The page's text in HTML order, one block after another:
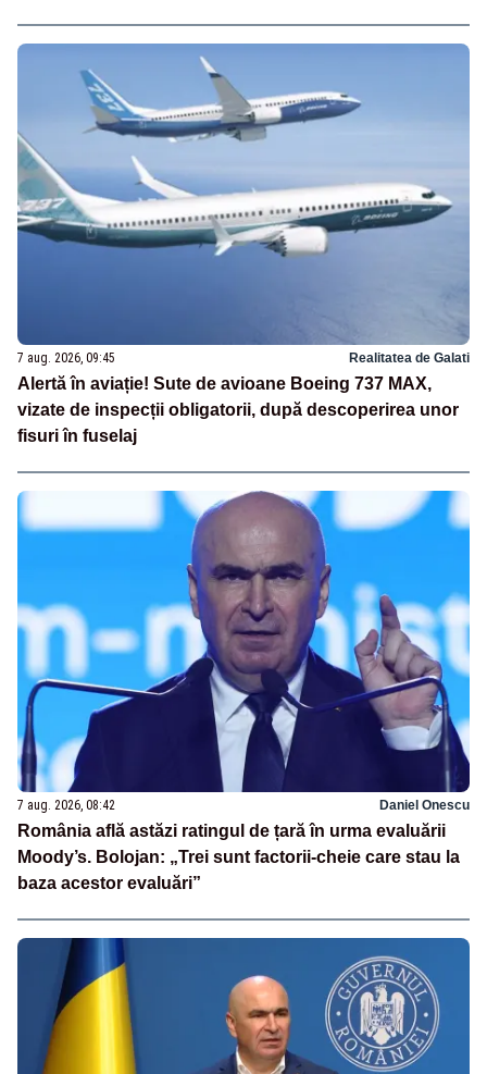
7 aug. 2026, 09:45 Realitatea de Galati
Alertă în aviație! Sute de avioane Boeing 737 MAX,
vizate de inspecții obligatorii, după descoperirea unor
fisuri în fuselaj
7 aug. 2026, 08:42 Daniel Onescu
România află astăzi ratingul de țară în urma evaluării
Moody’s. Bolojan: „Trei sunt factorii-cheie care stau la
baza acestor evaluări”